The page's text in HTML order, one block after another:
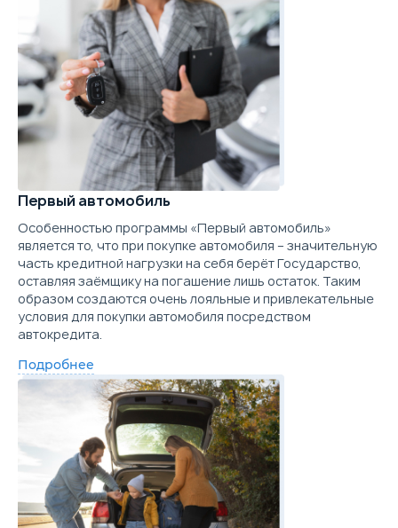
Первый автомобиль
Особенностью программы «Первый автомобиль»
является то, что при покупке автомобиля – значительную
часть кредитной нагрузки на себя берёт Государство,
оставляя заёмщику на погашение лишь остаток. Таким
образом создаются очень лояльные и привлекательные
условия для покупки автомобиля посредством
автокредита.
Подробнее